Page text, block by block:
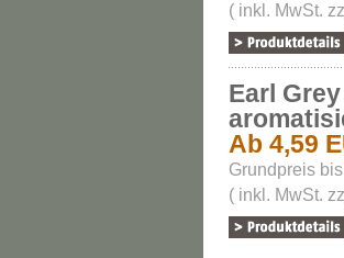
( inkl. MwSt.
Earl
Ab 4,59
Grundpreis
( inkl. MwSt.